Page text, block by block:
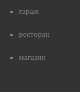
гараж
ресторан
магазин